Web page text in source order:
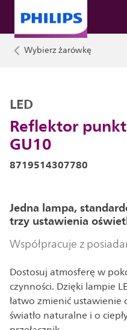
Wybierz żarówkę
Reflektor
GU10
LED
8719514307780
Jedna lampa,
trzy ustawienia
Współpracuje z
Dostosuj atmosferę w
czynności. Dzięki lampie
łatwo zmienić
światło naturalne i o